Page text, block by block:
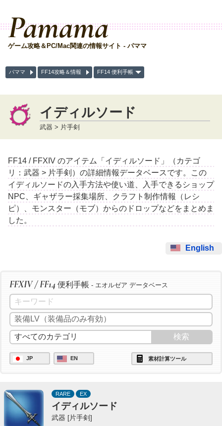
Pamama
ゲーム攻略＆PC/Mac関連の情報サイト - パママ
パママ FF14攻略＆情報 FF14 便利手帳
イディルソード
武器 > 片手剣
FF14 / FFXIV のアイテム「イディルソード」（カテゴ
リ：武器 > 片手剣）の詳細情報データベースです。この
イディルソードの入手方法や使い道、入手できるショップ
NPC、ギャザラー採集場所、クラフト制作情報（レシ
ピ）、モンスター（モブ）からのドロップなどをまとめま
した。
English
FFXIV / FF14 便利手帳 - エオルゼア データベース
JP EN 素材計算ツール
RARE EX
イディルソード
武器 [片手剣]